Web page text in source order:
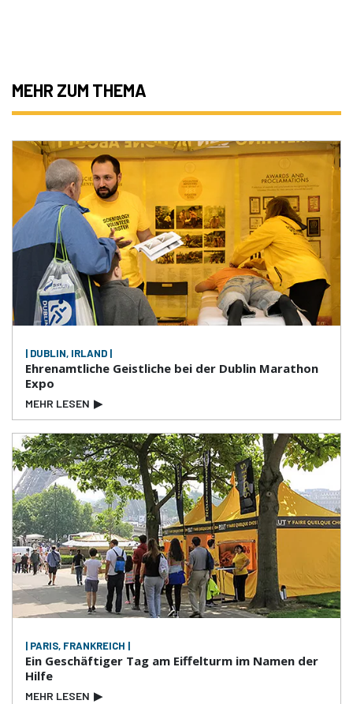
MEHR ZUM THEMA
| DUBLIN, IRLAND |
Ehrenamtliche Geistliche bei der Dublin Marathon
Expo
MEHR LESEN ▶
| PARIS, FRANKREICH |
Ein Geschäftiger Tag am Eiffelturm im Namen der
Hilfe
MEHR LESEN ▶